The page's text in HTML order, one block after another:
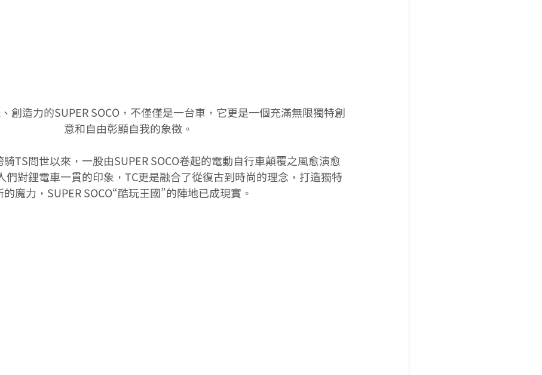
意和自由彰顯自我的象徵。
TS問世以來，一股由SUPER SOCO卷起的電動自行車顛覆之風愈演愈
們對鋰電車一貫的印象，TC更是融合了從復古到時尚的理念，打造獨特
魔力，SUPER SOCO“酷玩王國”的陣地已成現實。